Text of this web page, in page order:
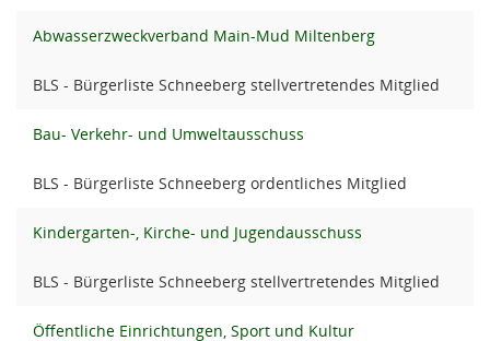
Abwasserzweckverband Main-Mud Miltenberg
BLS - Bürgerliste Schneeberg stellvertretendes Mitglied
Bau- Verkehr- und Umweltausschuss
BLS - Bürgerliste Schneeberg ordentliches Mitglied
Kindergarten-, Kirche- und Jugendausschuss
BLS - Bürgerliste Schneeberg stellvertretendes Mitglied
Öffentliche Einrichtungen, Sport und Kultur